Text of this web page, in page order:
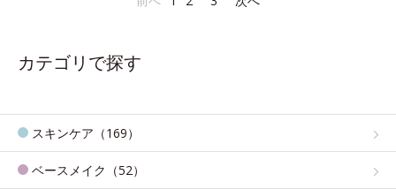
カテゴリで探す
スキンケア（169）
ベースメイク（52）